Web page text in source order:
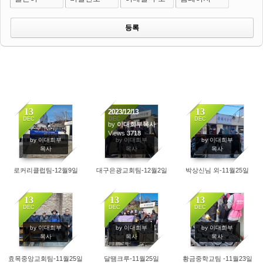
13
DEC
by 이대희부
목사
9377
로커리클럽팀-12월9일
13
DEC
by 이대희부
목사
2023/12/13
by 이대희부목사
Views3718
대구은광교회팀-12월2일
13
DEC
by 이대희부
목사
6094
박상신님 외-11월25일
13
DEC
by 이대희부
목사
3327
효목중앙교회팀-11월25일
13
DEC
by 이대희부
목사
2418
달땜크루-11월25일
13
DEC
by 이대희부
목사
2391
황금중학교팀 -11월23일